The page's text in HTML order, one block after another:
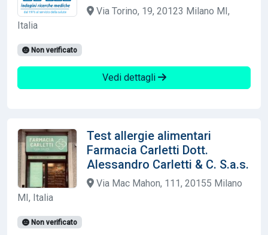
Via Torino, 19, 20123 Milano MI,
Italia
Non verificato
Vedi dettagli
Test allergie alimentari
Farmacia Carletti Dott.
Alessandro Carletti & C. S.a.s.
Via Mac Mahon, 111, 20155 Milano
MI, Italia
Non verificato